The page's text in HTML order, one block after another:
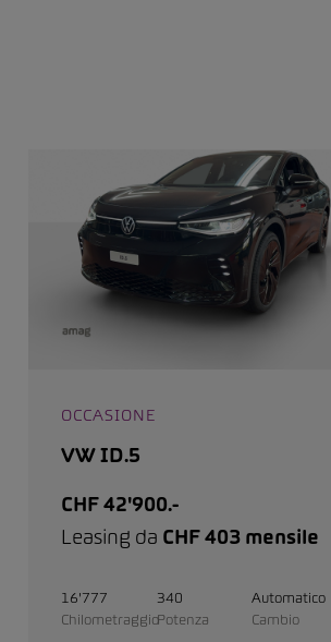
OCCASIONE
VW ID.5
CHF 42'900.-
Leasing da CHF 403 mensile
16'777
Chilometraggio
340
Potenza
Automatico
Cambio